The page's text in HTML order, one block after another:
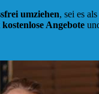
umziehen, sei es als
Angebote